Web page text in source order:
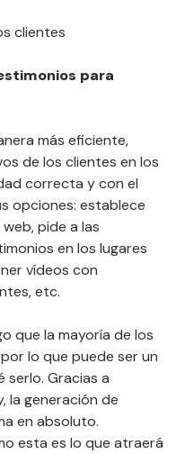
para
más eficiente,
de los clientes en los
correcta y con el
opciones: establece
pide a las
en los lugares
vídeos con
etc.
que la mayoría de los
lo que puede ser un
serlo. Gracias a
la generación de
en absoluto.
esta es lo que atraerá